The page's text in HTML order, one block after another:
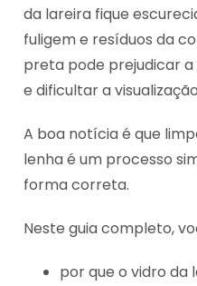
da lareira fique
fuligem e resíduos da
preta pode prejudicar
e dificultar a
A boa notícia é que
lenha é um processo
forma correta.
Neste guia completo,
por que o vidro da